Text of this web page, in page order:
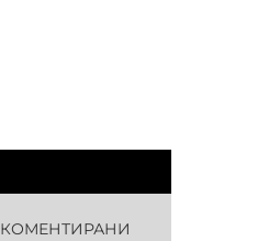
КОМЕНТИРАНИ